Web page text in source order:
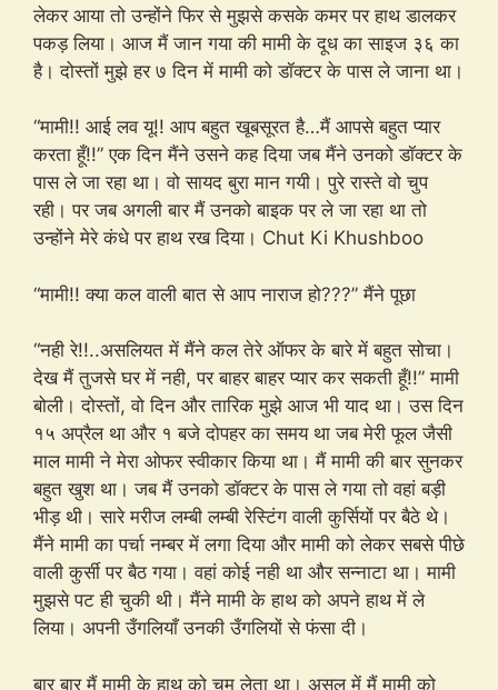
लेकर आया तो उन्होंने फिर से मुझसे कसके कमर पर हाथ डालकर
पकड़ लिया। आज मैं जान गया की मामी के दूध का साइज ३६ का
है। दोस्तों मुझे हर ७ दिन में मामी को डॉक्टर के पास ले जाना था।
“मामी!! आई लव यू!! आप बहुत खूबसूरत है…मैं आपसे बहुत प्यार
करता हूँ!!” एक दिन मैंने उसने कह दिया जब मैंने उनको डॉक्टर के
पास ले जा रहा था। वो सायद बुरा मान गयी। पुरे रास्ते वो चुप
रही। पर जब अगली बार मैं उनको बाइक पर ले जा रहा था तो
उन्होंने मेरे कंधे पर हाथ रख दिया। Chut Ki Khushboo
“मामी!! क्या कल वाली बात से आप नाराज हो???” मैंने पूछा
“नही रे!!..असलियत में मैंने कल तेरे ऑफर के बारे में बहुत सोचा।
देख मैं तुजसे घर में नही, पर बाहर बाहर प्यार कर सकती हूँ!!” मामी
बोली। दोस्तों, वो दिन और तारिक मुझे आज भी याद था। उस दिन
१५ अप्रैल था और १ बजे दोपहर का समय था जब मेरी फूल जैसी
माल मामी ने मेरा ओफर स्वीकार किया था। मैं मामी की बार सुनकर
बहुत खुश था। जब मैं उनको डॉक्टर के पास ले गया तो वहां बड़ी
भीड़ थी। सारे मरीज लम्बी लम्बी रेस्टिंग वाली कुर्सियों पर बैठे थे।
मैंने मामी का पर्चा नम्बर में लगा दिया और मामी को लेकर सबसे पीछे
वाली कुर्सी पर बैठ गया। वहां कोई नही था और सन्नाटा था। मामी
मुझसे पट ही चुकी थी। मैंने मामी के हाथ को अपने हाथ में ले
लिया। अपनी उँगलियाँ उनकी उँगलियों से फंसा दी।
बार बार मैं मामी के हाथ को चूम लेता था। असल में मैं मामी को